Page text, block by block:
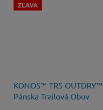
ZĽAVA
KONOS™ TRS OUTDRY™
Pánska Trailová Obuv